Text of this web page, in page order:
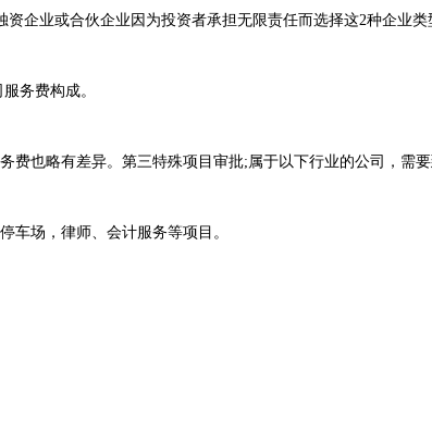
企业或合伙企业因为投资者承担无限责任而选择这2种企业类
务费构成。
也略有差异。第三特殊项目审批;属于以下行业的公司，需
车场，律师、会计服务等项目。